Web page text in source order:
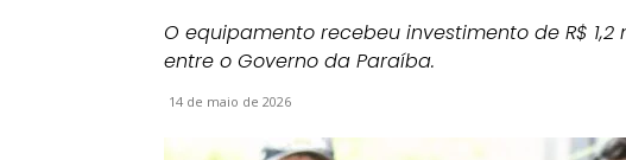
O equipamento recebeu investimento de R$
entre o Governo da Paraíba.
14 de maio de 2026